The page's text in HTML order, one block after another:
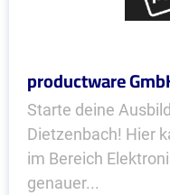
productware
Starte deine
Dietzenbach! Hier
im Bereich
genauer...